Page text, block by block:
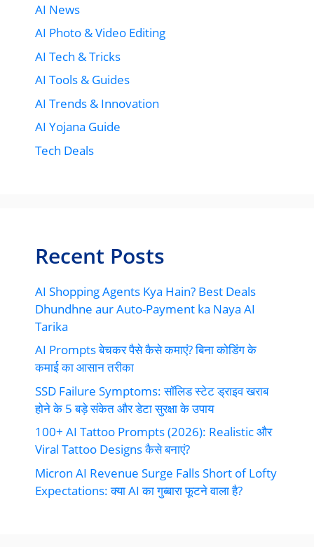
AI News
AI Photo & Video Editing
AI Tech & Tricks
AI Tools & Guides
AI Trends & Innovation
AI Yojana Guide
Tech Deals
Recent Posts
AI Shopping Agents Kya Hain? Best Deals
Dhundhne aur Auto-Payment ka Naya AI
Tarika
AI Prompts बेचकर पैसे कैसे कमाएं? बिना कोडिंग के
कमाई का आसान तरीका
SSD Failure Symptoms: सॉलिड स्टेट ड्राइव खराब
होने के 5 बड़े संकेत और डेटा सुरक्षा के उपाय
100+ AI Tattoo Prompts (2026): Realistic और
Viral Tattoo Designs कैसे बनाएं?
Micron AI Revenue Surge Falls Short of Lofty
Expectations: क्या AI का गुब्बारा फूटने वाला है?